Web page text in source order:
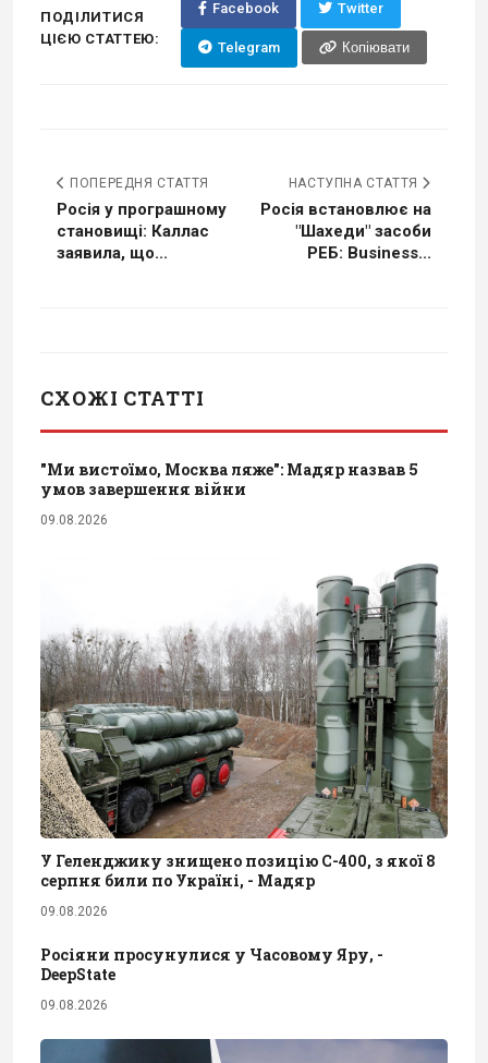
ПОДІЛИТИСЯ
ЦІЄЮ СТАТТЕЮ:
Facebook Twitter
Telegram Копіювати
ПОПЕРЕДНЯ СТАТТЯ
Росія у програшному
становищі: Каллас
заявила, що...
НАСТУПНА СТАТТЯ
Росія встановлює на
"Шахеди" засоби
РЕБ: Business...
СХОЖІ СТАТТІ
"Ми вистоїмо, Москва ляже": Мадяр назвав 5
умов завершення війни
09.08.2026
У Геленджику знищено позицію С-400, з якої 8
серпня били по Україні, - Мадяр
09.08.2026
Росіяни просунулися у Часовому Яру, -
DeepState
09.08.2026